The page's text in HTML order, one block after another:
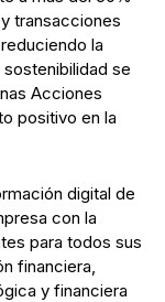
transacciones
la
se
Acciones
positivo en la
digital de
con la
para todos sus
financiera,
y financiera